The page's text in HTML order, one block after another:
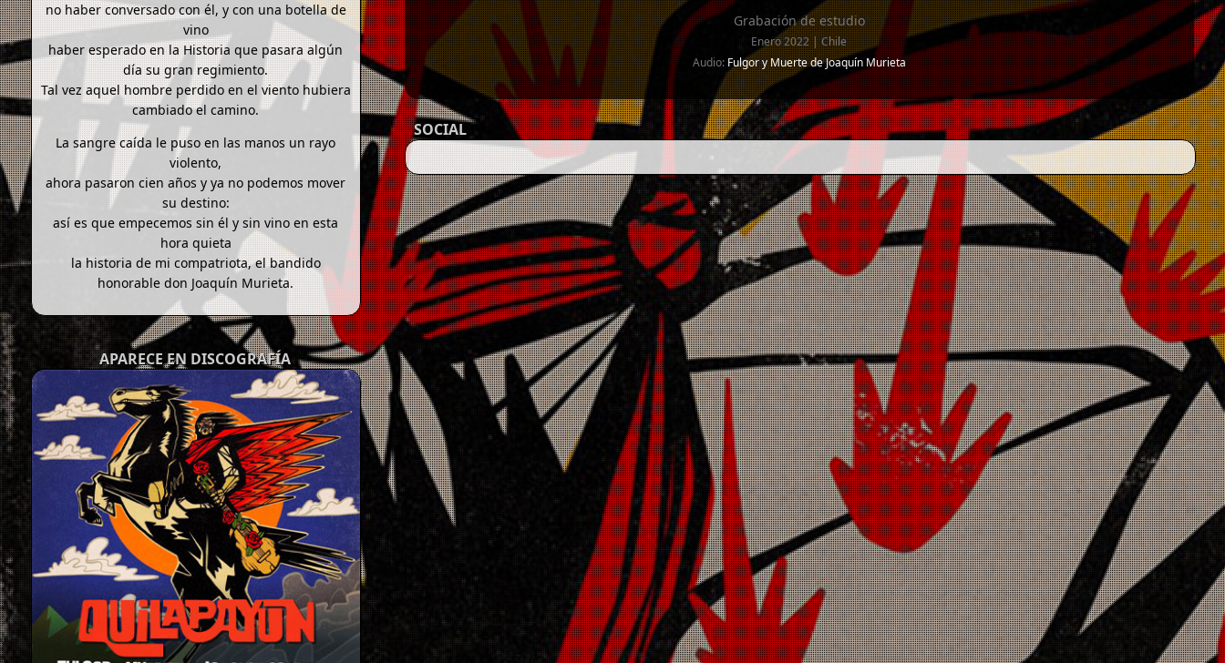
no haber conversado con él, y con una botella de
vino
haber esperado en la Historia que pasara algún
día su gran regimiento.
Tal vez aquel hombre perdido en el viento hubiera
cambiado el camino.
La sangre caída le puso en las manos un rayo
violento,
ahora pasaron cien años y ya no podemos mover
su destino:
así es que empecemos sin él y sin vino en esta
hora quieta
la historia de mi compatriota, el bandido
honorable don Joaquín Murieta.
APARECE EN DISCOGRAFÍA
Grabación de estudio
Enero 2022 | Chile
Audio: Fulgor y Muerte de Joaquín Murieta
SOCIAL